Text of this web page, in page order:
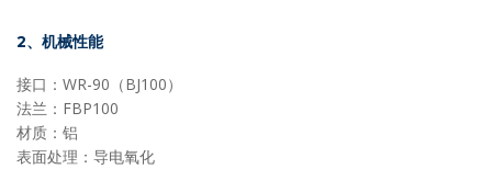
2、机械性能
接口：WR-90（BJ100）
法兰：FBP100
材质：铝
表面处理：导电氧化